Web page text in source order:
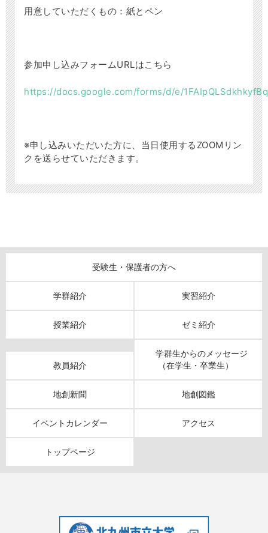
用意していただくもの：紙とペン
参加申し込みフォームURLはこちら
https://docs.google.com/forms/d/e/
※申し込みいただいた方に、当日使用するZOOMリン
クを送らせていただきます。
受験生・保護者の方へ
学群紹介 実習紹介
授業紹介 ゼミ紹介
教員紹介
学群生からのメッセージ
（在学生・卒業生）
地創新聞 地創図鑑
イベントカレンダー アクセス
トップページ